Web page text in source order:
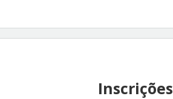
Inscrições